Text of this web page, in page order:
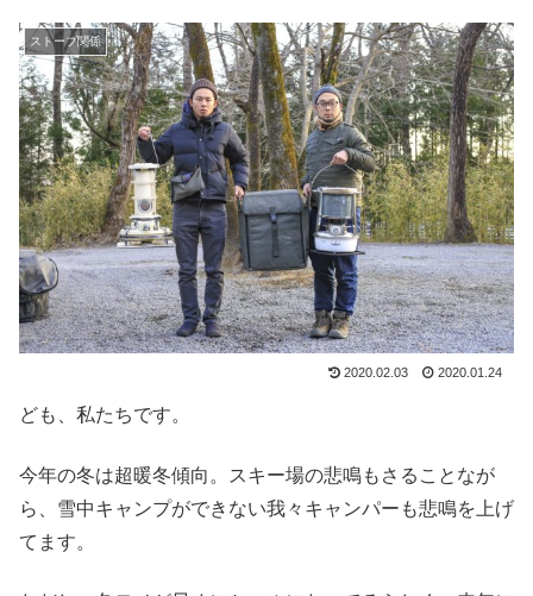
ストーブ関係
2020.02.03 2020.01.24
ども、私たちです。
今年の冬は超暖冬傾向。スキー場の悲鳴もさることなが
ら、雪中キャンプができない我々キャンパーも悲鳴を上げ
てます。